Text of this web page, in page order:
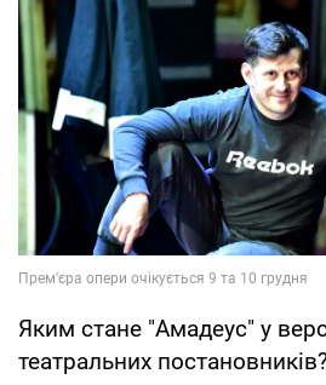
Яким стане "Амадеус" у
театральних